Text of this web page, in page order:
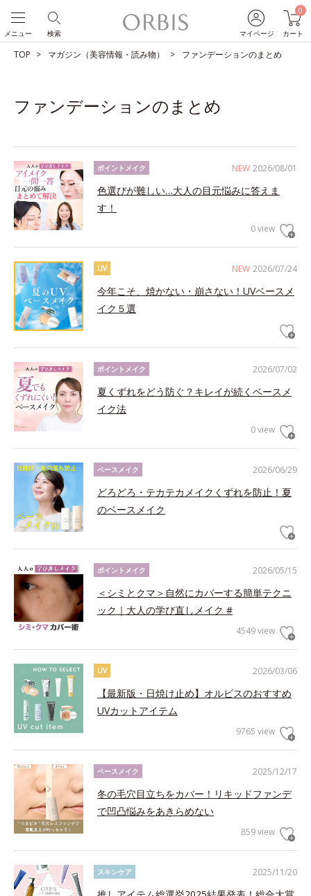
マイページ
0
カート
検索
メニュー
TOP マガジン（美容情報・読み物） ファンデーションのまとめ
ファンデーションのまとめ
NEW 2026/08/01
ポイントメイク
色選びが難しい…大人の目元悩みに答えま
す！
0 view
NEW 2026/07/24
UV
今年こそ、焼かない・崩さない！UVベースメ
イク５選
2026/07/02
ポイントメイク
夏くずれをどう防ぐ？キレイが続くベースメ
イク法
0 view
2026/06/29
ベースメイク
どろどろ・テカテカメイクくずれを防止！夏
のベースメイク
2026/05/15
ポイントメイク
＜シミとクマ＞自然にカバーする簡単テクニ
ック｜大人の学び直しメイク #
4549 view
2026/03/06
UV
【最新版・日焼け止め】オルビスのおすすめ
UVカットアイテム
9765 view
2025/12/17
ベースメイク
冬の毛穴目立ちをカバー！リキッドファンデ
で凹凸悩みをあきらめない
859 view
2025/11/20
スキンケア